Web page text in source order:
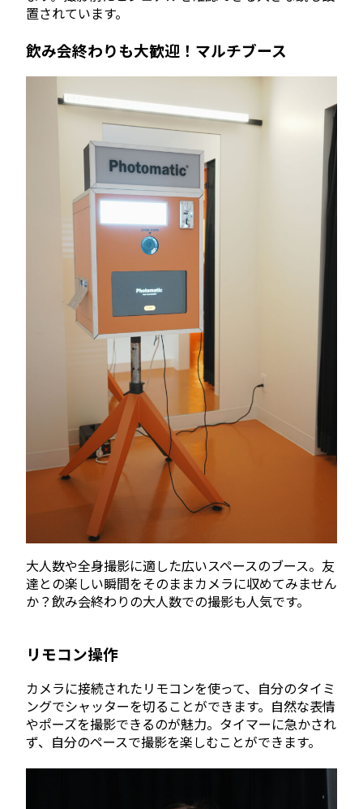
置されています。
飲み会終わりも大歓迎！マルチブース
大人数や全身撮影に適した広いスペースのブース。友
達との楽しい瞬間をそのままカメラに収めてみません
か？飲み会終わりの大人数での撮影も人気です。
リモコン操作
カメラに接続されたリモコンを使って、自分のタイミ
ングでシャッターを切ることができます。自然な表情
やポーズを撮影できるのが魅力。タイマーに急かされ
ず、自分のペースで撮影を楽しむことができます。